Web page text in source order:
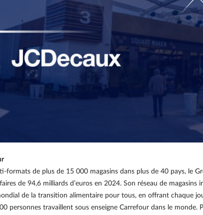
formats de plus de 15 000 magasins dans plus de 40 pays, le
de 94,6 milliards d’euros en 2024. Son réseau de
de la transition alimentaire pour tous, en offrant chaque
personnes travaillent sous enseigne Carrefour dans le monde.